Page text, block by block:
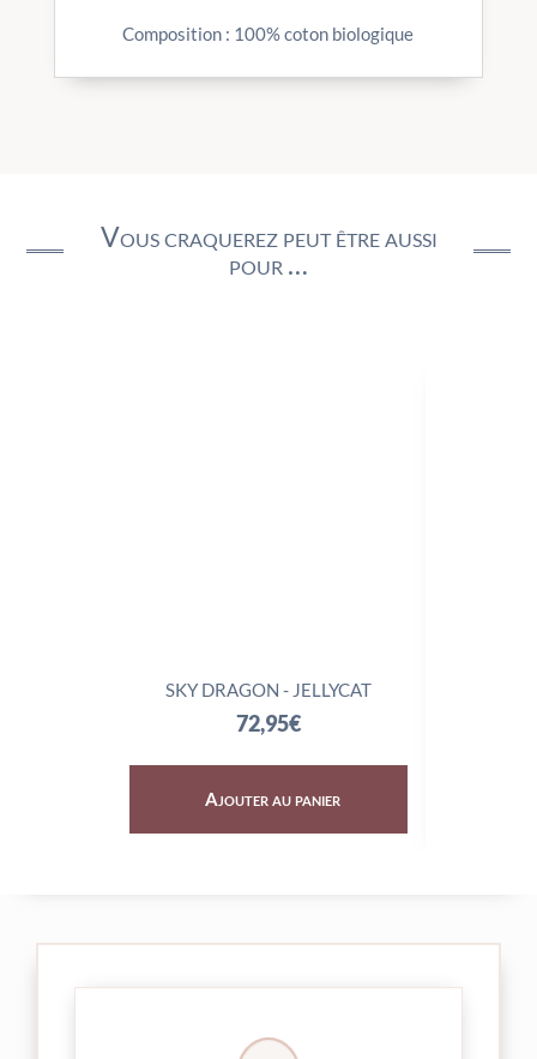
Composition : 100% coton biologique
Vous craquerez peut être aussi
pour …
SKY DRAGON - JELLYCAT
72,95€
Ajouter au panier